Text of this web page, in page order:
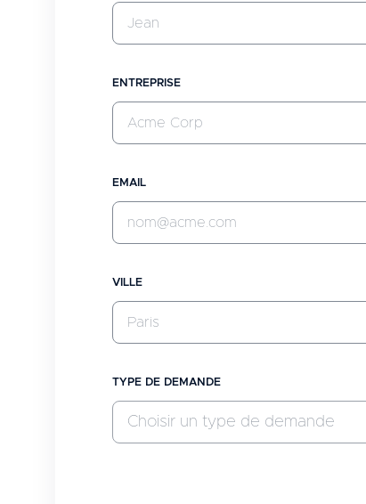
ENTREPRISE
EMAIL
VILLE
TYPE DE DEMANDE
Choisir un type de demande